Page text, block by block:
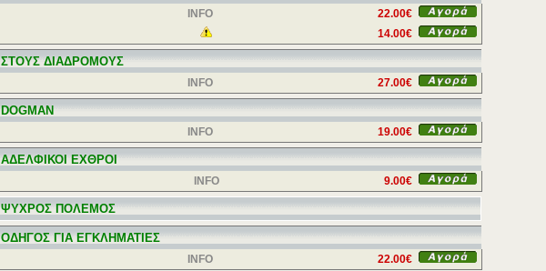
INFO
22.00€
14.00€
ΣΤΟΥΣ ΔΙΑΔΡΟΜΟΥΣ
INFO 27.00€
DOGMAN
INFO 19.00€
ΑΔΕΛΦΙΚΟΙ ΕΧΘΡΟΙ
INFO 9.00€
ΨΥΧΡΟΣ ΠΟΛΕΜΟΣ
ΟΔΗΓΟΣ ΓΙΑ ΕΓΚΛΗΜΑΤΙΕΣ
INFO 22.00€